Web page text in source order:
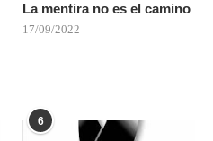
La mentira no es el camino
17/09/2022
6